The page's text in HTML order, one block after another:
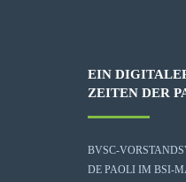
EIN
ZEITEN DER
BVSC-
DE PAOLI IM BSI-